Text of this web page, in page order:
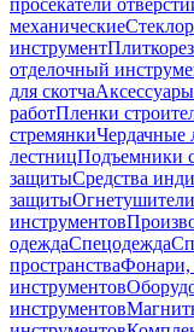
просекатели
механические
инструмент
отделочный
для скотча
работПленки
стремянкиЧердачные
лестницПодъемники
защитыСредства
защитыОгнетушители
инструментов
одеждаСпецодежда
пространстваФонари,
инструментов
инструментов